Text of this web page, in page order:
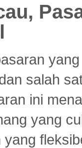
salah
ini
yang
yang